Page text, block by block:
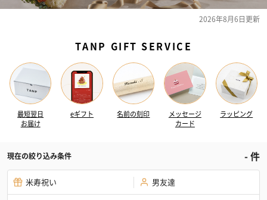
2026年8月6日更新
TANP GIFT SERVICE
最短翌日
お届け
eギフト 名前の刻印
メッセージ
カード
ラッピング
現在の絞り込み条件 -件
米寿祝い 男友達